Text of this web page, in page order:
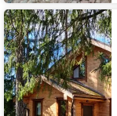
Гостевой
дом
Harmony